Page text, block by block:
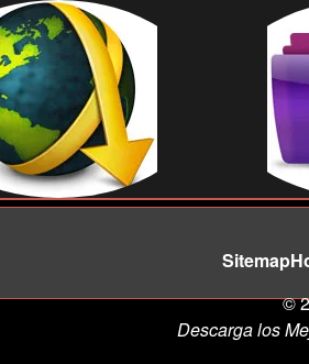
Sitemap
©
Descarga los